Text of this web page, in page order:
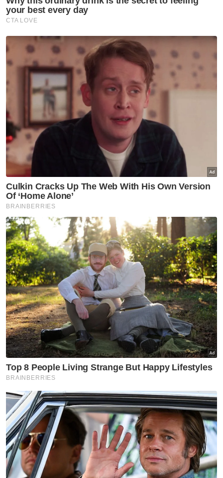
PH Pulau Pinang teruskan
kerjasama dengan BN, UMNO
Utara
Program Iltizam Huffaz buka
peluang pelajar tahfiz ceburi
bidang profesional
Utara
MBPP biayai pemeriksaan
bangunan warisan, elak insiden
runtuhan berulang
Pengusaha restoran rugi
RM2,000 diperdaya tempahan
palsu guna nama RXZ Members